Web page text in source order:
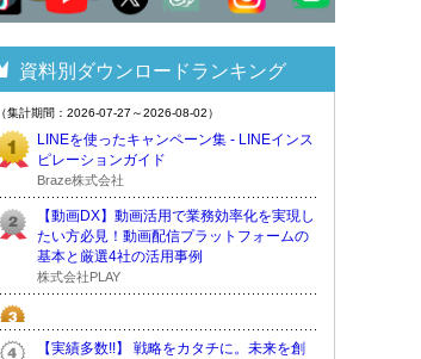
資料別ダウンロードランキング
（集計期間：2026-07-27～2026-08-02）
LINEを使ったキャンペーン集 - LINEインス
ピレーションガイド
Braze株式会社
【動画DX】動画活用で業務効率化を実現し
たい方必見！動画配信プラットフォームの
基本と厳選4社の活用事例
株式会社PLAY
【実績多数!!】 戦略をカタチに。未来を創